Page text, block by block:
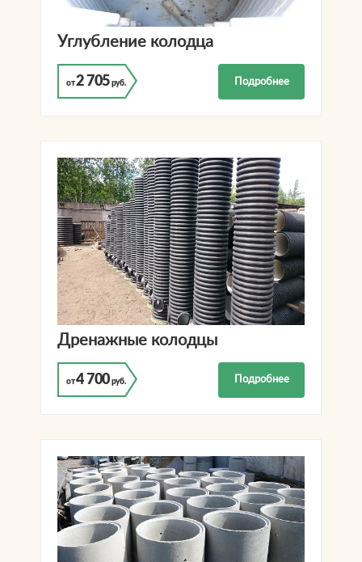
Углубление колодца
от2 705 руб. Подробнее
Дренажные колодцы
от4 700 руб. Подробнее